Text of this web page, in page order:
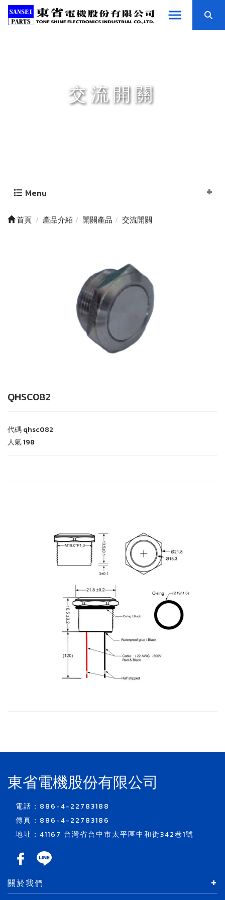
交流開關
Menu
首頁 產品介紹 開關產品 交流開關
QHSC082
代碼qhsc082
人氣198
東省電機股份有限公司
電話：886-4-22783188
傳真：886-4-22783186
地址：41167 台灣省台中市太平區中和街342巷1號
關於我們